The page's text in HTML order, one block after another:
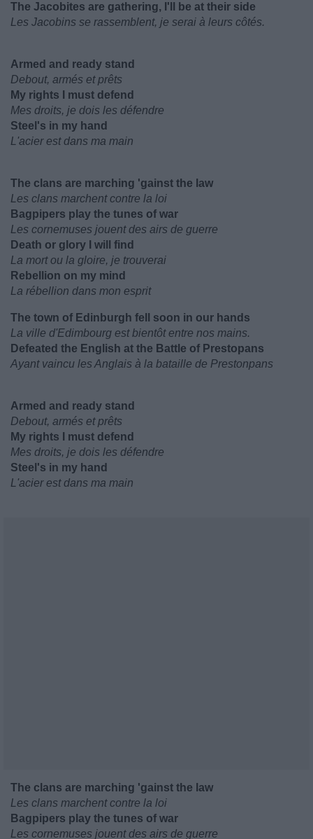
The Jacobites are gathering, I'll be at their side
Les Jacobins se rassemblent, je serai à leurs côtés.
Armed and ready stand
Debout, armés et prêts
My rights I must defend
Mes droits, je dois les défendre
Steel's in my hand
L'acier est dans ma main
The clans are marching 'gainst the law
Les clans marchent contre la loi
Bagpipers play the tunes of war
Les cornemuses jouent des airs de guerre
Death or glory I will find
La mort ou la gloire, je trouverai
Rebellion on my mind
La rébellion dans mon esprit
The town of Edinburgh fell soon in our hands
La ville d'Edimbourg est bientôt entre nos mains.
Defeated the English at the Battle of Prestopans
Ayant vaincu les Anglais à la bataille de Prestonpans
Armed and ready stand
Debout, armés et prêts
My rights I must defend
Mes droits, je dois les défendre
Steel's in my hand
L'acier est dans ma main
The clans are marching 'gainst the law
Les clans marchent contre la loi
Bagpipers play the tunes of war
Les cornemuses jouent des airs de guerre